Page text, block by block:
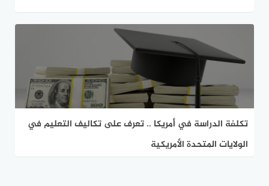
تكلفة الدراسة في أمريكا .. تعرف على تكاليف التعليم في
الولايات المتحدة الأمريكية